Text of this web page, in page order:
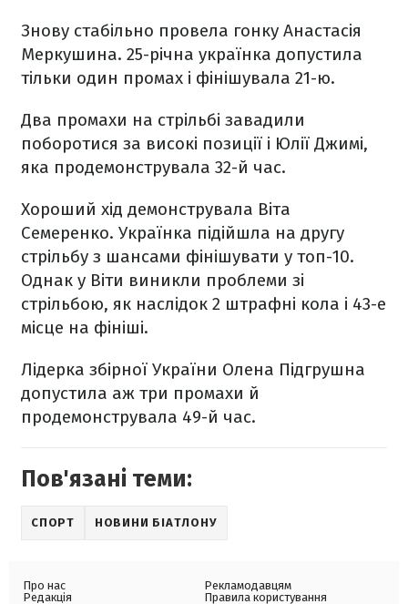
Знову стабільно провела гонку Анастасія
Меркушина. 25-річна українка допустила
тільки один промах і фінішувала 21-ю.
Два промахи на стрільбі завадили
поборотися за високі позиції і Юлії Джимі,
яка продемонструвала 32-й час.
Хороший хід демонструвала Віта
Семеренко. Українка підійшла на другу
стрільбу з шансами фінішувати у топ-10.
Однак у Віти виникли проблеми зі
стрільбою, як наслідок 2 штрафні кола і 43-е
місце на фініші.
Лідерка збірної України Олена Підгрушна
допустила аж три промахи й
продемонструвала 49-й час.
Пов'язані теми:
СПОРТ НОВИНИ БІАТЛОНУ
Про нас
Редакція
Рекламодавцям
Правила користування